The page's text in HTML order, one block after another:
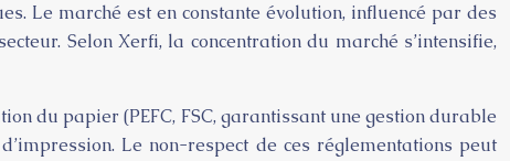
Le marché est en constante évolution, influencé par des
Selon Xerfi, la concentration du marché s’intensifie,
du papier (PEFC, FSC, garantissant une gestion durable
Le non-respect de ces réglementations peut